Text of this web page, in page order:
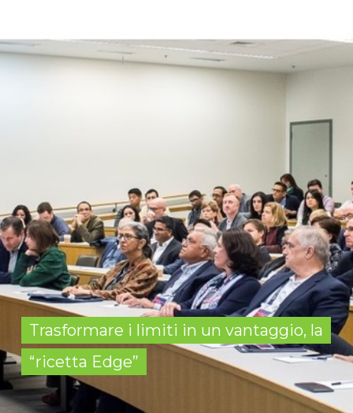
Trasformare i limiti in un vantaggio, la
“ricetta Edge”